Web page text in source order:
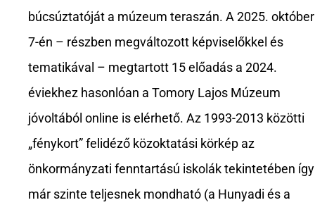
búcsúztatóját a múzeum teraszán. A 2025. október
7-én – részben megváltozott képviselőkkel és
tematikával – megtartott 15 előadás a 2024.
éviekhez hasonlóan a Tomory Lajos Múzeum
jóvoltából online is elérhető. Az 1993-2013 közötti
„fénykort” felidéző közoktatási körkép az
önkormányzati fenntartású iskolák tekintetében így
már szinte teljesnek mondható (a Hunyadi és a